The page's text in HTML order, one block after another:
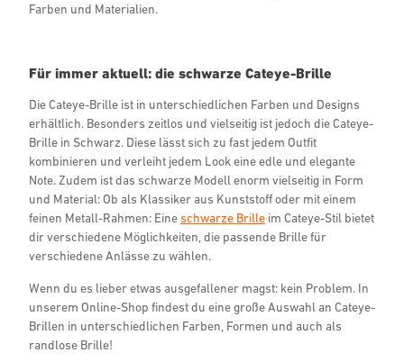
Farben und Materialien.
Für immer aktuell: die schwarze Cateye-Brille
Die Cateye-Brille ist in unterschiedlichen Farben und Designs
erhältlich. Besonders zeitlos und vielseitig ist jedoch die Cateye-
Brille in Schwarz. Diese lässt sich zu fast jedem Outfit
kombinieren und verleiht jedem Look eine edle und elegante
Note. Zudem ist das schwarze Modell enorm vielseitig in Form
und Material: Ob als Klassiker aus Kunststoff oder mit einem
feinen Metall-Rahmen: Eineschwarze Brille im Cateye-Stil bietet
dir verschiedene Möglichkeiten, die passende Brille für
verschiedene Anlässe zu wählen.
Wenn du es lieber etwas ausgefallener magst: kein Problem. In
unserem Online-Shop findest du eine große Auswahl an Cateye-
Brillen in unterschiedlichen Farben, Formen und auch als
randlose Brille!